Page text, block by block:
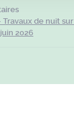
Travaux de nuit
2026